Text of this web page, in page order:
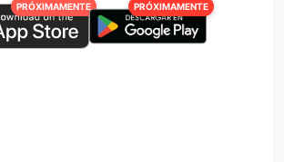
PRÓXIMAMENTE PRÓXIMAMENTE